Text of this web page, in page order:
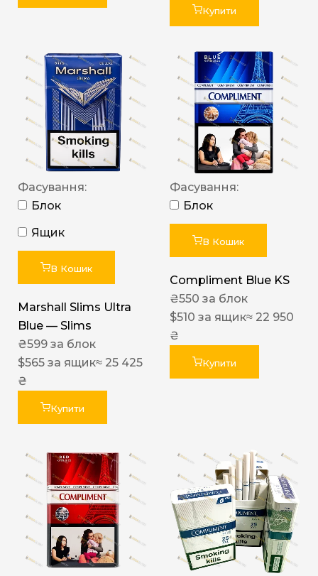
Купити
Фасування:
Блок
Ящик
В Кошик
Marshall Slims Ultra
Blue — Slims
₴599 за блок
$565 за ящик≈ 25 425
₴
Купити
Фасування:
Блок
В Кошик
Compliment Blue KS
₴550 за блок
$510 за ящик≈ 22 950
₴
Купити